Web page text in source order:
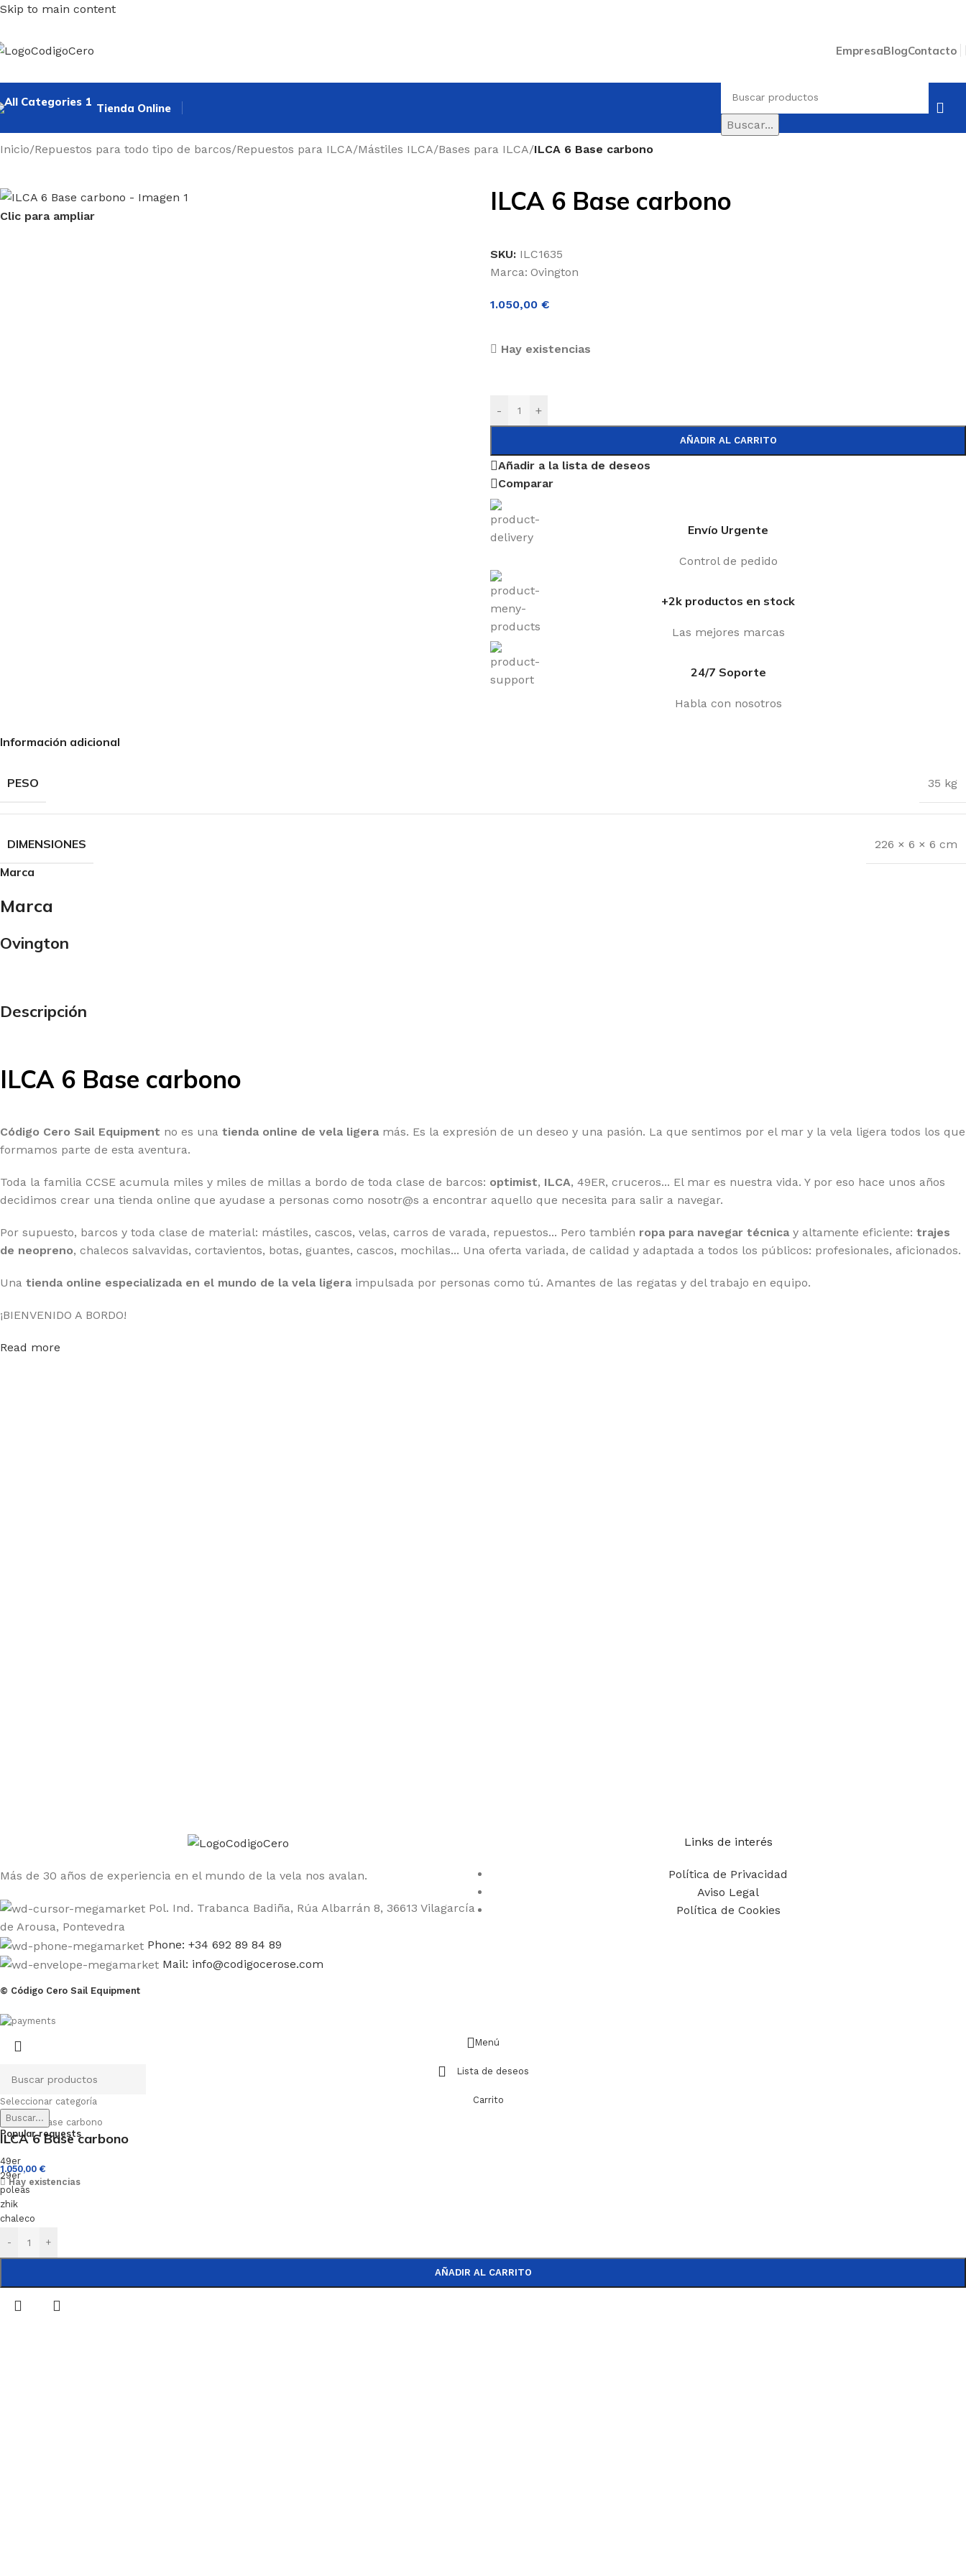
Skip to main content
EmpresaBlogContacto
Tienda Online
Buscar...
Inicio/Repuestos para todo tipo de barcos/Repuestos para ILCA/Mástiles ILCA/Bases para ILCA/ILCA 6 Base carbono
Clic para ampliar ILCA 6 Base carbono
SKU: ILC1635
Marca: Ovington
1.050,00 €
Hay existencias
- +
AÑADIR AL CARRITO
Añadir a la lista de deseos
Comparar
Envío Urgente
Control de pedido
+2k productos en stock
Las mejores marcas
24/7 Soporte
Habla con nosotros
Información adicional
PESO 35 kg
DIMENSIONES 226 × 6 × 6 cm
Marca
Marca
Ovington
Descripción
ILCA 6 Base carbono
Código Cero Sail Equipment no es una tienda online de vela ligera más. Es la expresión de un deseo y una pasión. La que sentimos por el mar y la vela ligera todos los que
formamos parte de esta aventura.
Toda la familia CCSE acumula miles y miles de millas a bordo de toda clase de barcos: optimist, ILCA, 49ER, cruceros... El mar es nuestra vida. Y por eso hace unos años
decidimos crear una tienda online que ayudase a personas como nosotr@s a encontrar aquello que necesita para salir a navegar.
Por supuesto, barcos y toda clase de material: mástiles, cascos, velas, carros de varada, repuestos... Pero también ropa para navegar técnica y altamente eficiente: trajes
de neopreno, chalecos salvavidas, cortavientos, botas, guantes, cascos, mochilas... Una oferta variada, de calidad y adaptada a todos los públicos: profesionales, aficionados.
Una tienda online especializada en el mundo de la vela ligera impulsada por personas como tú. Amantes de las regatas y del trabajo en equipo.
¡BIENVENIDO A BORDO!
Read more
Más de 30 años de experiencia en el mundo de la vela nos avalan.
Pol. Ind. Trabanca Badiña, Rúa Albarrán 8, 36613 Vilagarcía
de Arousa, Pontevedra
Phone: +34 692 89 84 89
Mail: info@codigocerose.com
Links de interés
Política de Privacidad
Aviso Legal
Política de Cookies
© Código Cero Sail Equipment
Seleccionar categoría
Buscar...
Popular requests
49er
29er
poleas
zhik
chaleco
Menú
Lista de deseos
Carrito
ILCA 6 Base carbono
1.050,00 €
Hay existencias
- +
AÑADIR AL CARRITO